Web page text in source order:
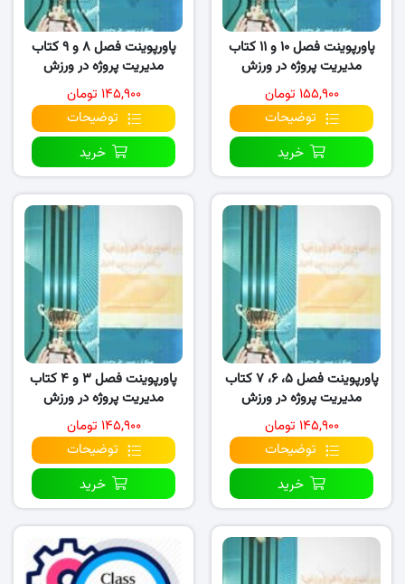
پاورپوینت فصل ۱۰ و ۱۱ کتاب
مدیریت پروژه در ورزش
۱۵۵,۹۰۰ تومان
توضیحات
خرید
پاورپوینت فصل ۸ و ۹ کتاب
مدیریت پروژه در ورزش
۱۴۵,۹۰۰ تومان
توضیحات
خرید
پاورپوینت فصل ۵، ۶، ۷ کتاب
مدیریت پروژه در ورزش
۱۴۵,۹۰۰ تومان
توضیحات
خرید
پاورپوینت فصل ۳ و ۴ کتاب
مدیریت پروژه در ورزش
۱۴۵,۹۰۰ تومان
توضیحات
خرید